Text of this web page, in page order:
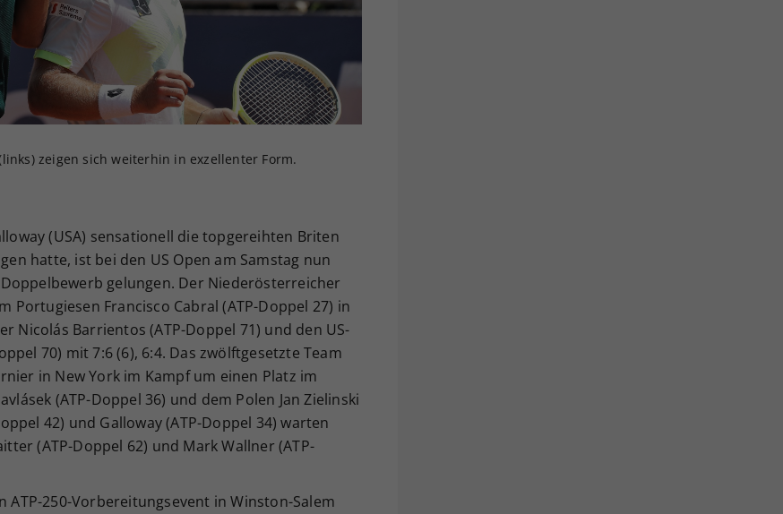
zeigen sich weiterhin in exzellenter Form.
(USA) sensationell die topgereihten Briten
hatte, ist bei den US Open am Samstag nun
gelungen. Der Niederösterreicher
Portugiesen Francisco Cabral (ATP-Doppel 27) in
Nicolás Barrientos (ATP-Doppel 71) und den US-
70) mit 7:6 (6), 6:4. Das zwölftgesetzte Team
in New York im Kampf um einen Platz im
(ATP-Doppel 36) und dem Polen Jan Zielinski
42) und Galloway (ATP-Doppel 34) warten
(ATP-Doppel 62) und Mark Wallner (ATP-
250-Vorbereitungsevent in Winston-Salem
Ihrer vorgenommen Einstellungen, falls der
Webseiten-Betreiber dies eingestellt hat.